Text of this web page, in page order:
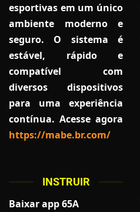
esportivas em um único
ambiente moderno e
seguro. O sistema é
estável, rápido e
compatível com
diversos dispositivos
para uma experiência
contínua. Acesse agora
https://mabe.br.com/
INSTRUIR
Baixar app 65A